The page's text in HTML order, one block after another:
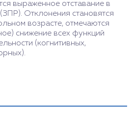
выраженное отставание в
Отклонения становятся
возрасте, отмечаются
снижение всех функций
(когнитивных,